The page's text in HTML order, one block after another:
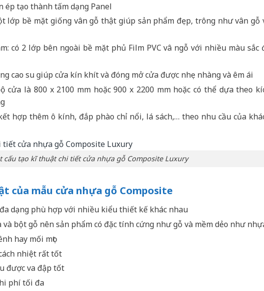
tạo thành tấm dạng Panel
lớp bề mặt giống vân gỗ thật giúp sản phẩm đẹp, trông như vân gỗ
có 2 lớp bên ngoài bề mặt phủ Film PVC vâ ngỗ với nhiều màu sắc
cao su giúp cửa kín khít và đóng mở cửa được nhẹ nhàng và êm ái
cửa là 800 x 2100 mm hoặc 900 x 2200 mm hoặc có thể dựa theo
hợp thêm ô kính, đắp phào chỉ nổi, lá sách,… theo nhu cầu của
cấu tạo kĩ thuật chi tiết cửa nhựa gỗ Composite Luxury
của mẫu cửa nhựa gỗ Composite
dạng phù hợp với nhiều kiểu thiết kế khác nhau
bột gỗ nên sản phẩm có đặc tính cứng như gỗ và mềm dẻo như
hay mối mọt
nhiệt rất tốt
được va đập tốt
phí tối đa